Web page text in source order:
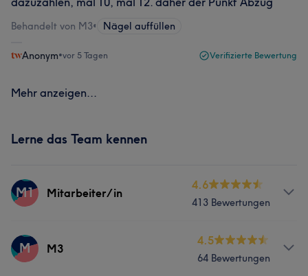
Behandelt von M3• Nägel auffüllen
Anonym•vor 5 Tagen Verifizierte Bewertung
Mehr anzeigen...
Lerne das Team kennen
M1 Mitarbeiter/in
4.6
413 Bewertungen
Services
M M3
4.5
64 Bewertungen